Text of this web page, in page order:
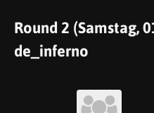
Round 2 (Samstag,
de_inferno